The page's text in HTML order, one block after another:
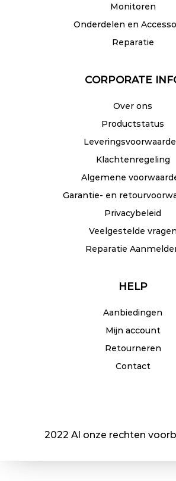
Monitoren
Onderdelen en
Reparatie
CORPORATE
Over ons
Productstatus
Klachtenregeling
Algemene
Garantie- en
Privacybeleid
Veelgestelde vragen
Reparatie
HELP
Aanbiedingen
Mijn account
Retourneren
Contact
2022 Al onze rechten